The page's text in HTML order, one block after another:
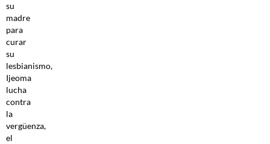
su
madre
para
curar
su
lesbianismo,
Ijeoma
lucha
contra
la
vergüenza,
el